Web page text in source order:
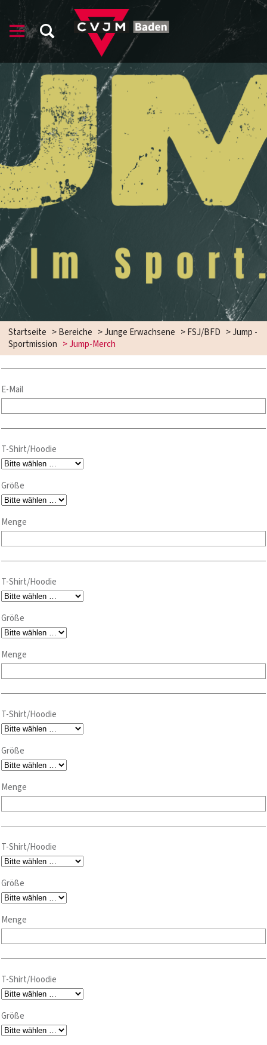
Startseite >Bereiche >Junge Erwachsene >FSJ/BFD >Jump -
Sportmission >Jump-Merch
E-Mail
T-Shirt/Hoodie
Größe
Menge
T-Shirt/Hoodie
Größe
Menge
T-Shirt/Hoodie
Größe
Menge
T-Shirt/Hoodie
Größe
Menge
T-Shirt/Hoodie
Größe